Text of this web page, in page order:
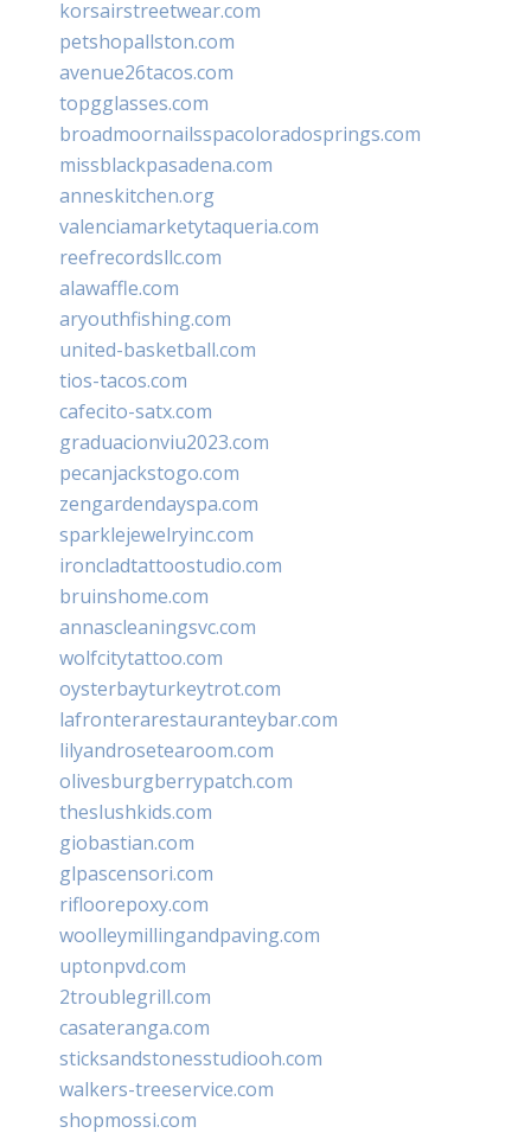
korsairstreetwear.com
petshopallston.com
avenue26tacos.com
topgglasses.com
broadmoornailsspacoloradosprings.com
missblackpasadena.com
anneskitchen.org
valenciamarketytaqueria.com
reefrecordsllc.com
alawaffle.com
aryouthfishing.com
united-basketball.com
tios-tacos.com
cafecito-satx.com
graduacionviu2023.com
pecanjackstogo.com
zengardendayspa.com
sparklejewelryinc.com
ironcladtattoostudio.com
bruinshome.com
annascleaningsvc.com
wolfcitytattoo.com
oysterbayturkeytrot.com
lafronterarestauranteybar.com
lilyandrosetearoom.com
olivesburgberrypatch.com
theslushkids.com
giobastian.com
glpascensori.com
rifloorepoxy.com
woolleymillingandpaving.com
uptonpvd.com
2troublegrill.com
casateranga.com
sticksandstonesstudiooh.com
walkers-treeservice.com
shopmossi.com